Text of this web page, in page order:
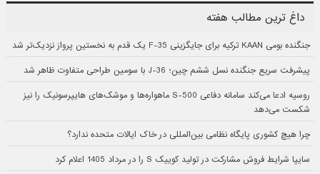
داغ ترین مطالب هفته
جنگنده بومی KAAN ترکیه برای جایگزینی F-35 یک قدم به نخستین پرواز نزدیک‌تر شد
پیشرفت سریع جنگنده نسل ششم چین؛ J-36 با سومین طراحی متفاوت ظاهر شد
روسیه ادعا می‌کند سامانه دفاعی S-500 ماهواره‌ها و موشک‌های هایپرسونیک را نیز
شکست می‌دهد
چرا هیچ کشوری پایگاه نظامی بین‌المللی در خاک ایالات متحده ندارد؟
سایپا شرایط فروش مشارکت در تولید کوییک S را در مرداد 1405 اعلام کرد